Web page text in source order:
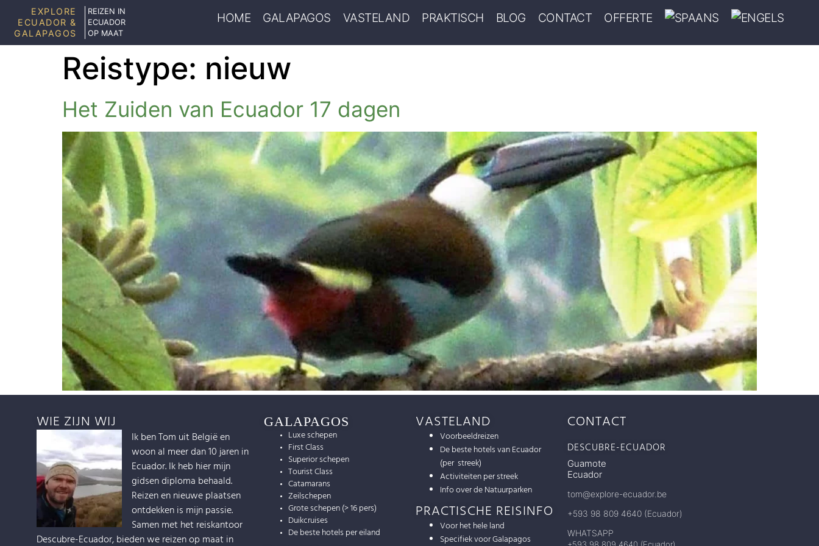
EXPLORE
ECUADOR &
GALAPAGOS
REIZEN IN
ECUADOR
OP MAAT
HOME GALAPAGOS VASTELAND PRAKTISCH BLOG CONTACT OFFERTE
Reistype: nieuw
Het Zuiden van Ecuador 17 dagen
WIE ZIJN WIJ
Ik ben Tom uit België en
woon al meer dan 10 jaren in
Ecuador. Ik heb hier mijn
gidsen diploma behaald.
Reizen en nieuwe plaatsen
ontdekken is mijn passie.
Samen met het reiskantoor
Descubre-Ecuador, bieden we reizen op maat in
GALAPAGOS
Luxe schepen
First Class
Superior schepen
Tourist Class
Catamarans
Zeilschepen
Grote schepen (> 16 pers)
Duikcruises
De beste hotels per eiland
VASTELAND
Voorbeeldreizen
De beste hotels van Ecuador
(per streek)
Activiteiten per streek
Info over de Natuurparken
PRACTISCHE REISINFO
Voor het hele land
Specifiek voor Galapagos
CONTACT
DESCUBRE-ECUADOR
Guamote
Ecuador
tom@explore-ecuador.be
+593 98 809 4640 (Ecuador)
WHATSAPP
+593 98 809 4640 (Ecuador)